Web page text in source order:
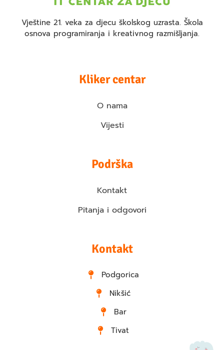
Vještine 21. veka za djecu školskog uzrasta. Škola
osnova programiranja i kreativnog razmišljanja.
Kliker centar
O nama
Vijesti
Podrška
Kontakt
Pitanja i odgovori
Kontakt
Podgorica
Nikšić
Bar
Tivat